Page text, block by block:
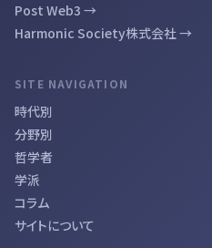
Post Web3 →
Harmonic Society株式会社 →
SITE NAVIGATION
時代別
分野別
哲学者
学派
コラム
サイトについて